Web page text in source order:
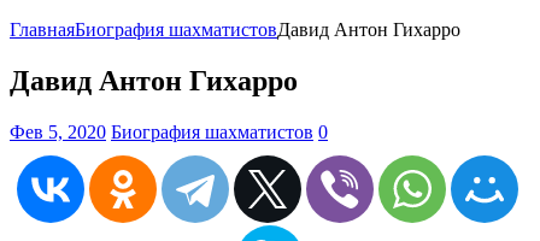
ГлавнаяБиография шахматистовДавид Антон Гихарро
Давид Антон Гихарро
Фев 5, 2020 Биография шахматистов 0